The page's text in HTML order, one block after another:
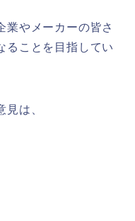
業やメーカーの皆さ
ることを目指してい
は、